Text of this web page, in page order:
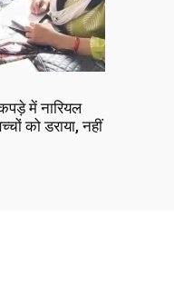
में नारियल
को डराया, नहीं